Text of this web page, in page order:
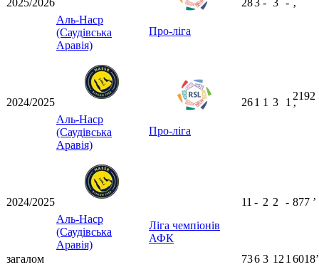
2025/2026
Аль-Наср
(Саудівська
Аравія)
Про-ліга
283 - 3 -
ʼ
2024/2025
Аль-Наср
(Саудівська
Аравія)
Про-ліга
261 1 3 1
2192
ʼ
2024/2025
Аль-Наср
(Саудівська
Аравія)
Ліга чемпіонів
АФК
11 - 2 2 - 877 ʼ
загалом 736 3 12 1 6018ʼ